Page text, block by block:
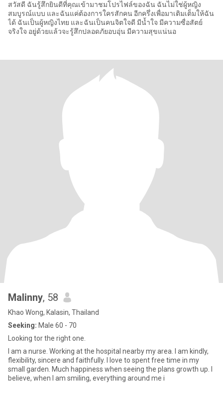
สวัสดี ฉันรู้สึกยินดีที่คุณเข้ามาชมโปรไฟล์ของฉัน ฉันไม่ใช่ผู้หญิง
สมบูรณ์แบบ และฉันแค่ต้องการใครสักคน อีกครึ่งเพื่อมาเติมเต็มให้ฉัน
ได้ ฉันเป็นผู้หญิงไทย และฉันเป็นคนจิตใจดี มีน้ำใจ มีความซื่อสัตย์
จริงใจ อยู่ด้วยแล้วจะรู้สึกปลอดภัยอบอุ่น มีความสุขแน่นอ
Malinny, 58
Khao Wong, Kalasin, Thailand
Seeking: Male 60 - 70
Looking tor the right one.
I am a nurse. Working at the hospital nearby my area. I am kindly,
flexibility, sincere and faithfully. I love to spent free time in my
small garden. Much happiness when seeing the plans growth up. I
believe, when I am smiling, everything around me i